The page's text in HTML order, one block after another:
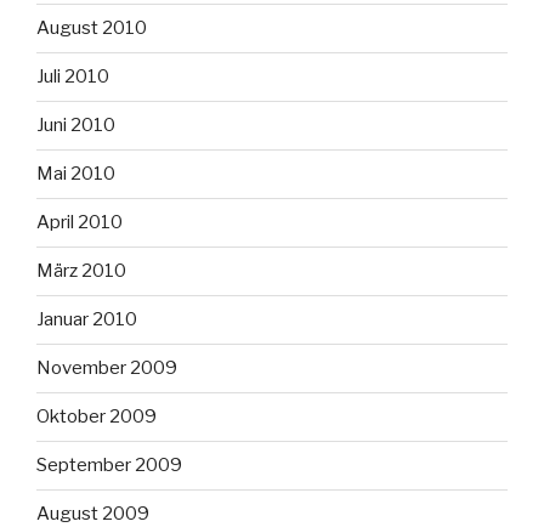
August 2010
Juli 2010
Juni 2010
Mai 2010
April 2010
März 2010
Januar 2010
November 2009
Oktober 2009
September 2009
August 2009